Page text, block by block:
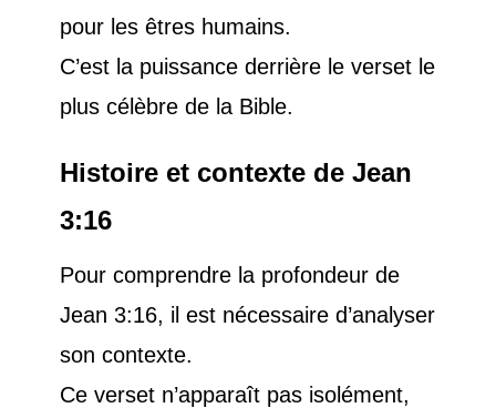
pour les êtres humains.
C’est la puissance derrière le verset le
plus célèbre de la Bible.
Histoire et contexte de Jean
3:16
Pour comprendre la profondeur de
Jean 3:16, il est nécessaire d’analyser
son contexte.
Ce verset n’apparaît pas isolément,